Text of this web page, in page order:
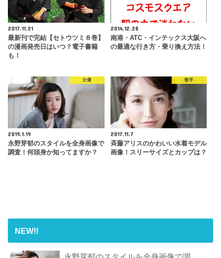
2017.11.21
最新刊で完結【セトウツミ８巻】
の漫画発売日はいつ？電子書籍
も！
2014.12.28
南港・ATC・インテックス大阪へ
の最適な行き方・乗り換え方法！
女優
2019.1.19
永野芽郁のスタイルを全身画像で
調査！何頭身か知ってますか？
歌手
2017.11.7
斉藤アリスのかわいい水着モデル
画像！スリーサイズとカップは？
NEW!!